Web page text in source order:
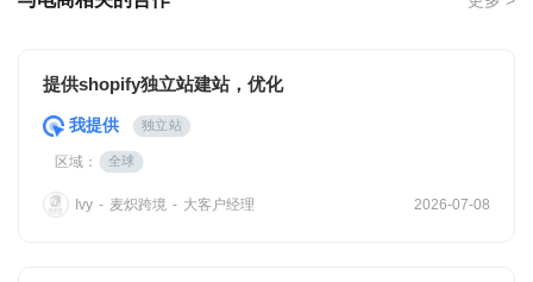
提供shopify独立站建站，优化
我提供 独立站
区域： 全球
Ivy - 麦炽跨境 - 大客户经理 2026-07-08